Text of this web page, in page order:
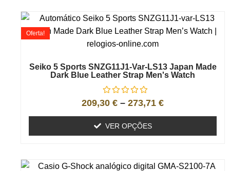
Seiko 5 Sports SNZG11J1-Var-LS13 Japan Made
Dark Blue Leather Strap Men's Watch
Oferta!
209,30 € – 273,71 €
VER OPÇÕES